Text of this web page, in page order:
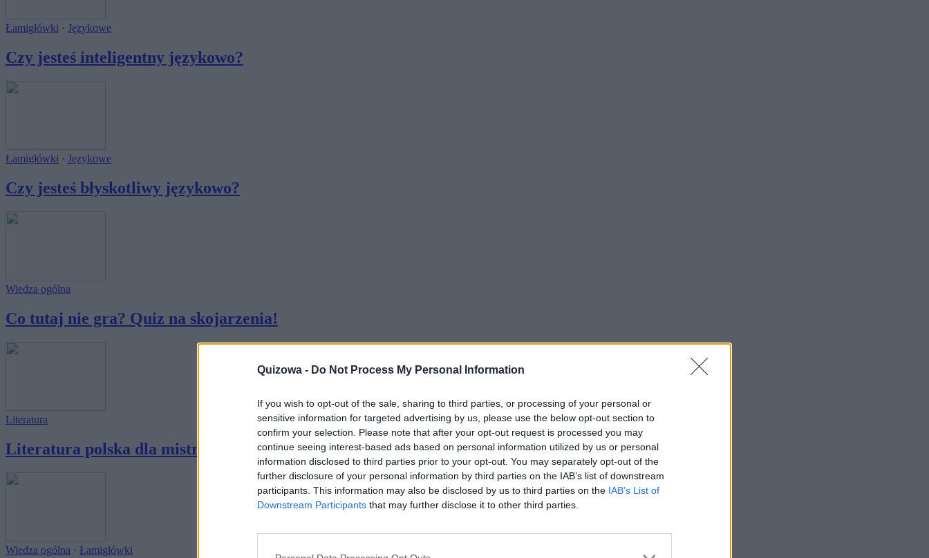
Quizowa - Do Not Process My Personal Information
If you wish to opt-out of the sale, sharing to third parties, or processing of your personal or
sensitive information for targeted advertising by us, please use the below opt-out section to
confirm your selection. Please note that after your opt-out request is processed you may
continue seeing interest-based ads based on personal information utilized by us or personal
information disclosed to third parties prior to your opt-out. You may separately opt-out of the
further disclosure of your personal information by third parties on the IAB’s list of downstream
participants. This information may also be disclosed by us to third parties on the IAB’s List of
Downstream Participants that may further disclose it to other third parties.
Łamigłówki · Językowe
Czy jesteś inteligentny językowo?
Łamigłówki · Językowe
Czy jesteś błyskotliwy językowo?
Wiedza ogólna
Co tutaj nie gra? Quiz na skojarzenia!
Literatura
Literatura polska dla mistrzów skojarzeń
Wiedza ogólna · Łamigłówki